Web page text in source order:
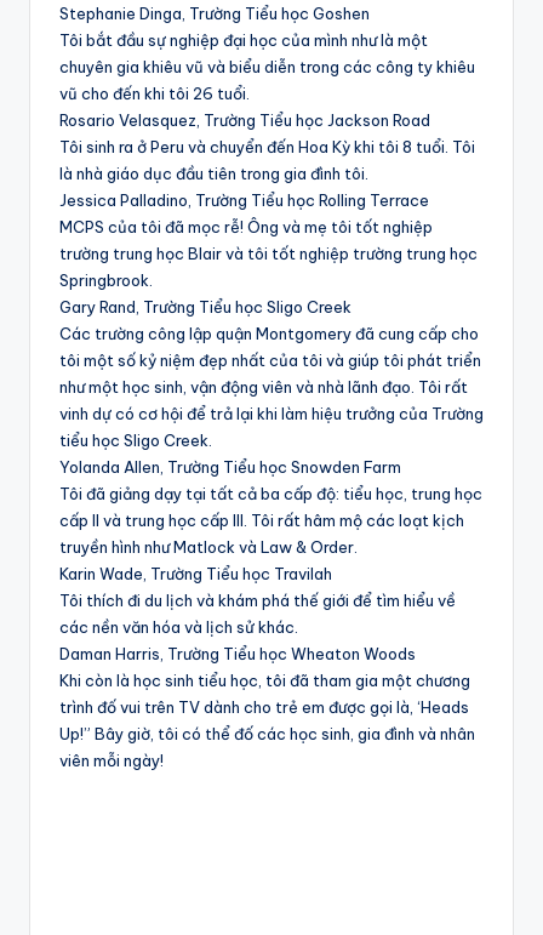
Stephanie Dinga, Trường Tiểu học Goshen
Tôi bắt đầu sự nghiệp đại học của mình như là một
chuyên gia khiêu vũ và biểu diễn trong các công ty khiêu
vũ cho đến khi tôi 26 tuổi.
Rosario Velasquez, Trường Tiểu học Jackson Road
Tôi sinh ra ở Peru và chuyển đến Hoa Kỳ khi tôi 8 tuổi. Tôi
là nhà giáo dục đầu tiên trong gia đình tôi.
Jessica Palladino, Trường Tiểu học Rolling Terrace
MCPS của tôi đã mọc rễ! Ông và mẹ tôi tốt nghiệp
trường trung học Blair và tôi tốt nghiệp trường trung học
Springbrook.
Gary Rand, Trường Tiểu học Sligo Creek
Các trường công lập quận Montgomery đã cung cấp cho
tôi một số kỷ niệm đẹp nhất của tôi và giúp tôi phát triển
như một học sinh, vận động viên và nhà lãnh đạo. Tôi rất
vinh dự có cơ hội để trả lại khi làm hiệu trưởng của Trường
tiểu học Sligo Creek.
Yolanda Allen, Trường Tiểu học Snowden Farm
Tôi đã giảng dạy tại tất cả ba cấp độ: tiểu học, trung học
cấp II và trung học cấp III. Tôi rất hâm mộ các loạt kịch
truyền hình như Matlock và Law & Order.
Karin Wade, Trường Tiểu học Travilah
Tôi thích đi du lịch và khám phá thế giới để tìm hiểu về
các nền văn hóa và lịch sử khác.
Daman Harris, Trường Tiểu học Wheaton Woods
Khi còn là học sinh tiểu học, tôi đã tham gia một chương
trình đố vui trên TV dành cho trẻ em được gọi là, ‘Heads
Up!” Bây giờ, tôi có thể đố các học sinh, gia đình và nhân
viên mỗi ngày!